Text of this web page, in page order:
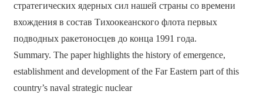
стратегических ядерных сил нашей страны со времени
вхождения в состав Тихоокеанского флота первых
подводных ракетоносцев до конца 1991 года.
Summary. The paper highlights the history of emergence,
establishment and development of the Far Eastern part of this
country’s naval strategic nuclear